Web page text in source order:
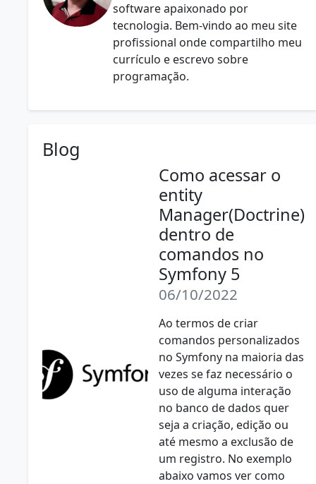
software apaixonado por
tecnologia. Bem-vindo ao meu site
profissional onde compartilho meu
currículo e escrevo sobre
programação.
Blog
Como acessar o
entity
Manager(Doctrine)
dentro de
comandos no
Symfony 5
06/10/2022
Ao termos de criar
comandos personalizados
no Symfony na maioria das
vezes se faz necessário o
uso de alguma interação
no banco de dados quer
seja a criação, edição ou
até mesmo a exclusão de
um registro. No exemplo
abaixo vamos ver como